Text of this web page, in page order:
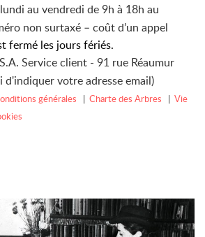
au vendredi de 9h à 18h au
non surtaxé – coût d’un appel
fermé les jours fériés.
Service client - 91 rue Réaumur
d'indiquer votre adresse email)
générales | Charte des Arbres | Vie